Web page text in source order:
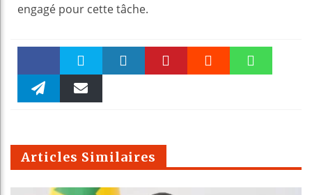
engagé pour cette tâche.
Faceboo Twitter
m
Articles Similaires